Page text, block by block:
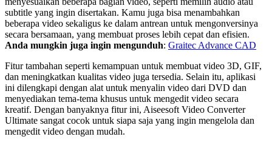
subtitle yang ingin disertakan. Kamu juga bisa menambahkan
beberapa video sekaligus ke dalam antrean untuk mengonversinya
secara bersamaan, yang membuat proses lebih cepat dan efisien.
Anda mungkin juga ingin mengunduh: Graitec Advance CAD
Fitur tambahan seperti kemampuan untuk membuat video 3D, GIF,
dan meningkatkan kualitas video juga tersedia. Selain itu, aplikasi
ini dilengkapi dengan alat untuk menyalin video dari DVD dan
menyediakan tema-tema khusus untuk mengedit video secara
kreatif. Dengan banyaknya fitur ini, Aiseesoft Video Converter
Ultimate sangat cocok untuk siapa saja yang ingin mengelola dan
mengedit video dengan mudah.